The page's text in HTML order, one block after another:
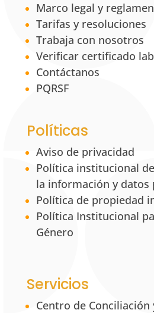
Marco legal y
Tarifas y resoluciones
Trabaja con nosotros
Verificar certificado
Contáctanos
PQRSF
Políticas
Aviso de privacidad
Política institucional
la información y datos
Política de propiedad
Política Institucional
Género
Servicios
Centro de